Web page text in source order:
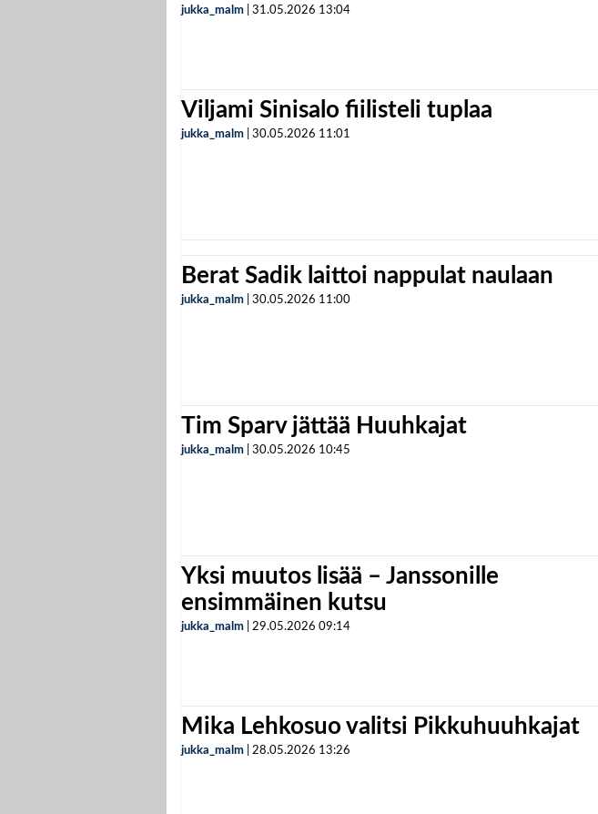
jukka_malm 31.05.2026 13:04
Viljami Sinisalo fiilisteli tuplaa
jukka_malm 30.05.2026 11:01
Berat Sadik laittoi nappulat naulaan
jukka_malm 30.05.2026 11:00
Tim Sparv jättää Huuhkajat
jukka_malm 30.05.2026 10:45
Yksi muutos lisää – Janssonille
ensimmäinen kutsu
jukka_malm 29.05.2026 09:14
Mika Lehkosuo valitsi Pikkuhuuhkajat
jukka_malm 28.05.2026 13:26